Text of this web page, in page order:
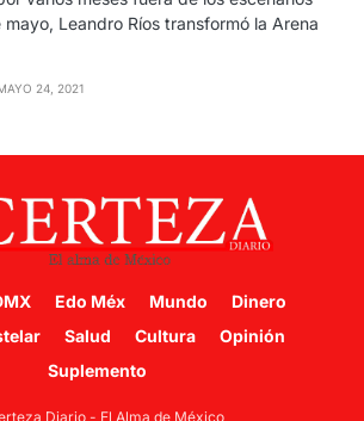
Leandro Ríos transformó la Arena
24, 2021
Edo Méx Mundo
Dinero
Salud Cultura
Opinión
Suplemento
Diario - El Alma de México